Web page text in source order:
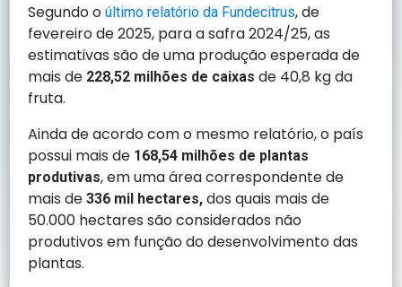
Segundo oúltimo relatório da Fundecitrus, de
fevereiro de 2025, para a safra 2024/25, as
estimativas são de uma produção esperada de
mais de 228,52 milhões de caixas de 40,8 kg da
fruta.
Ainda de acordo com o mesmo relatório, o país
possui mais de 168,54 milhões de plantas
produtivas, em uma área correspondente de
mais de336 mil hectares,dos quais mais de
50.000 hectares são considerados não
produtivos em função do desenvolvimento das
plantas.